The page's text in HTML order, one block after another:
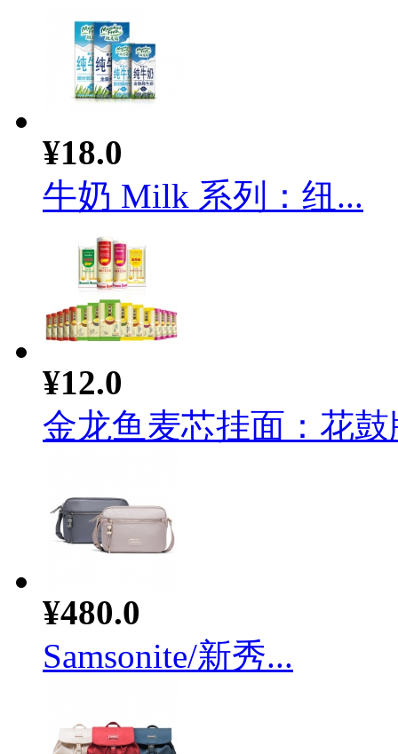
¥18.0
牛奶 Milk 系列：纽...
¥12.0
金龙鱼麦芯挂面：花鼓
¥480.0
Samsonite/新秀...